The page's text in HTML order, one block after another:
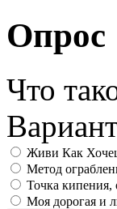
Опрос
Что
Живи Как
Метод
Точка кипения,
Моя дорогая и